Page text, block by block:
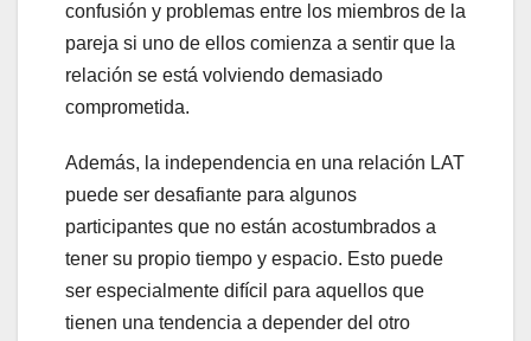
confusión y problemas entre los miembros de la
pareja si uno de ellos comienza a sentir que la
relación se está volviendo demasiado
comprometida.
Además, la independencia en una relación LAT
puede ser desafiante para algunos
participantes que no están acostumbrados a
tener su propio tiempo y espacio. Esto puede
ser especialmente difícil para aquellos que
tienen una tendencia a depender del otro